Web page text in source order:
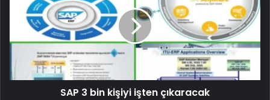
SAP 3 bin kişiyi işten çıkaracak